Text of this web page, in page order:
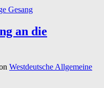
Gesang
an die
Westdeutsche Allgemeine